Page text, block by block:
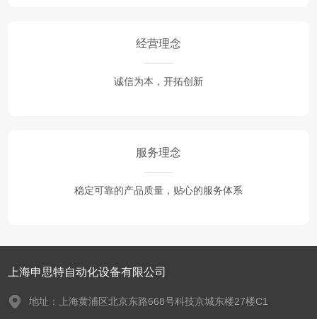
经营理念
诚信为本，开拓创新
服务理念
稳定可靠的产品质量，贴心的服务体系
上海申思特自动化设备有限公司
地址：上海黄浦区北京东路668号科技京城东楼27楼C1